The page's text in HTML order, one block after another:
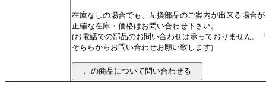
在庫なしの場合でも、互換部品のご案内が出来る場合
正確な在庫・価格はお問い合わせ下さい。
(お電話での部品のお問い合わせは承っておりません。
そちらからお問い合わせお願い致します)